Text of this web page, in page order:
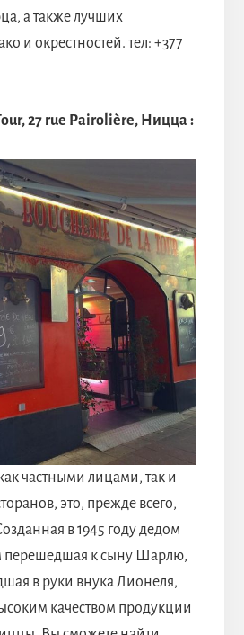
а также лучших
и окрестностей. тел: +377
27 rue Pairolière, Ницца :
частными лицами, так и
это, прежде всего,
в 1945 году дедом
перешедшая к сыну Шарлю,
в руки внука Лионеля,
качеством продукции